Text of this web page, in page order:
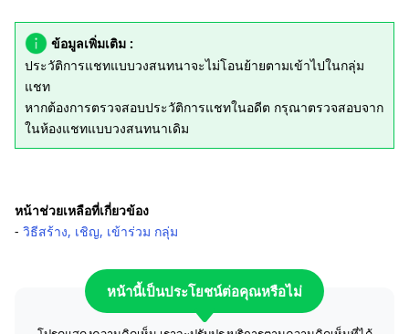
ข้อมูลเพิ่มเติม :
ประวัติการแชทแบบวงสนทนาจะไม่โอนย้ายตามเข้าไปในกลุ่ม
แชท
หากต้องการตรวจสอบประวัติการแชทในอดีต กรุณาตรวจสอบจาก
ในห้องแชทแบบวงสนทนาเดิม
หน้าช่วยเหลือที่เกี่ยวข้อง
‐ วิธีสร้าง, เชิญ, เข้าร่วม กลุ่ม
หน้านี้เป็นประโยชน์ต่อคุณหรือไม่